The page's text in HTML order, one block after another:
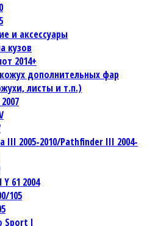
и аксессуары
кузов
2014+
дополнительных фар
листы и т.п.)
III 2005-2010/Pathfinder III 2004-
61 2004
105
Sport I